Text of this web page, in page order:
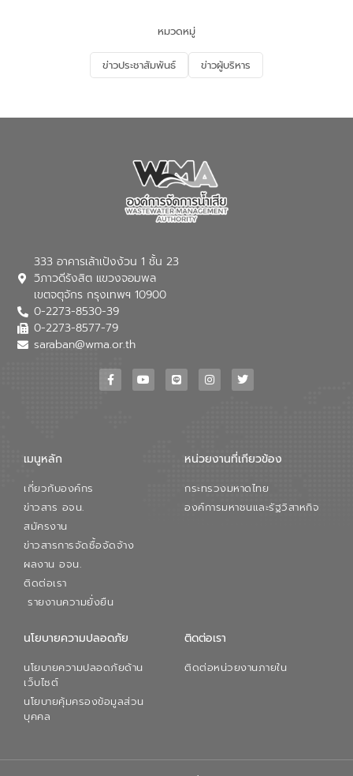
จัดการน้ำเสียและสร้างจิตสำนึกในการ
อนุรักษ์สิ่งแวดล้อม ในหัวข้อ “น้ำเสียชุมชน
และการบำบัดน้ำเสียเบื้องต้น” โดยให้ความรู้
เกี่ยวกับสาเหตุและผลกระทบของน้ำเสีย
ณ เทศบาลตำบลบางเลน จังหวัดนครปฐม
หมวดหมู่
ข่าวประชาสัมพันธ์ ข่าวผู้บริหาร
333 อาคารเล้าเป้งง้วน 1 ชั้น 23
วิภาวดีรังสิต แขวงจอมพล
เขตจตุจักร กรุงเทพฯ 10900
0-2273-8530-39
0-2273-8577-79
saraban@wma.or.th
เมนูหลัก
เกี่ยวกับองค์กร
ข่าวสาร อจน.
สมัครงาน
ข่าวสารการจัดซื้อจัดจ้าง
ผลงาน อจน.
ติดต่อเรา
รายงานความยั่งยืน
หน่วยงานที่เกียวข้อง
กระทรวงมหาดไทย
องค์การมหาชนและรัฐวิสาหกิจ
นโยบายความปลอดภัย
นโยบายความปลอดภัยด้าน
เว็บไซต์
นโยบายคุ้มครองข้อมูลส่วน
บุคคล
ติดต่อเรา
ติดต่อหน่วยงานภายใน